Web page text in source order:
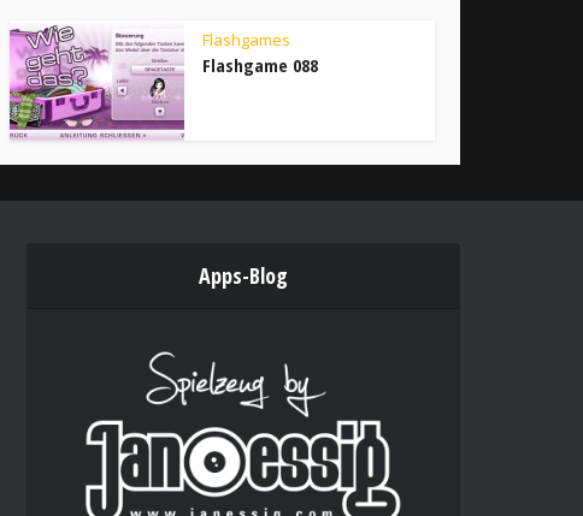
Flashgames
Flashgame 088
Apps-Blog